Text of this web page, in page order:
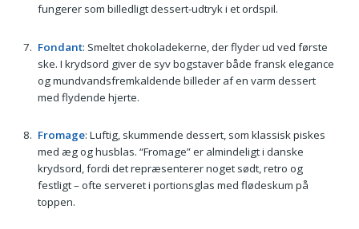
fungerer som billedligt dessert-udtryk i et ordspil.
Fondant: Smeltet chokoladekerne, der flyder ud ved første
ske. I krydsord giver de syv bogstaver både fransk elegance
og mundvandsfremkaldende billeder af en varm dessert
med flydende hjerte.
Fromage: Luftig, skummende dessert, som klassisk piskes
med æg og husblas. “Fromage” er almindeligt i danske
krydsord, fordi det repræsenterer noget sødt, retro og
festligt – ofte serveret i portionsglas med flødeskum på
toppen.